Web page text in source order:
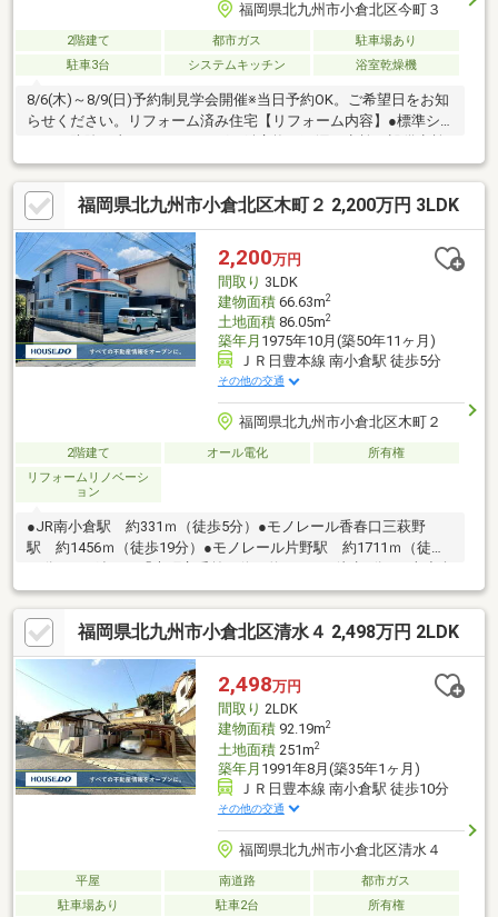
福岡県北九州市小倉北区今町３
2階建て 都市ガス
駐車場あり
駐車3台
システムキッチン 浴室乾燥機
8/6(木)～8/9(日)予約制見学会開催※当日予約OK。ご希望日をお知
らせください。リフォーム済み住宅【リフォーム内容】●標準シ
●外構・外装駐車場拡張、屋根塗装、外壁塗装、庭木伐採●水回り
システムキッチン交換、ユニットバス交換、トイレ交換、洗面化
粧台交換【おすすめポイント】・本物件は条件により住宅ローン
減税が適用されます。・雨漏り、構造上主要な部分の欠陥や・腐
食、給排水管の故障や漏水についてお引渡しより２年間保証・シ
ロアリ防除工事施工後5年間保
福岡県北九州市小倉北区木町２ 2,200万円 3LDK
2,200万円
間取り 3LDK
建物面積66.63m2
土地面積86.05m2
築年月 1975年10月(築50年11ヶ月)
ＪＲ日豊本線 南小倉駅 徒歩5分
その他の交通
福岡県北九州市小倉北区木町２
2階建て オール電化
所有権
リフォームリノベーシ
ョン
●JR南小倉駅 約331ｍ（徒歩5分）●モノレール香春口三萩野
駅 約1456ｍ（徒歩19分）●モノレール片野駅 約1711ｍ（徒歩
小学校 約415ｍ（徒歩6分）●南小倉中学校 約1200ｍ（徒歩15
分）●セブンイレブン小倉木町店 約389ｍ（徒歩5分）●ザ・ビッ
グ小倉原町店 約752ｍ（徒歩10分）
福岡県北九州市小倉北区清水４ 2,498万円 2LDK
2,498万円
間取り 2LDK
建物面積92.19m2
土地面積251m2
築年月 1991年8月(築35年1ヶ月)
ＪＲ日豊本線 南小倉駅 徒歩10分
その他の交通
福岡県北九州市小倉北区清水４
平屋 南道路
都市ガス
駐車場あり
駐車2台 所有権